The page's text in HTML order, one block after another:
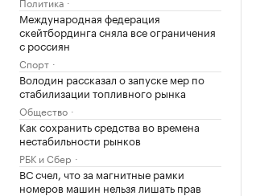
Международная федерация
скейтбординга сняла все ограничения
с россиян
Спорт
Володин рассказал о запуске мер по
стабилизации топливного рынка
Общество
Как сохранить средства во времена
нестабильности рынков
РБК и Сбер
ВС счел, что за магнитные рамки
номеров машин нельзя лишать прав